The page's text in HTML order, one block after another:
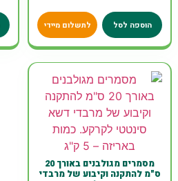
הוספה לסל לתשלום מיידי
מסמרים מגולבנים באורך 20
ס"מ להתקנה וקיבוע של מרבדי